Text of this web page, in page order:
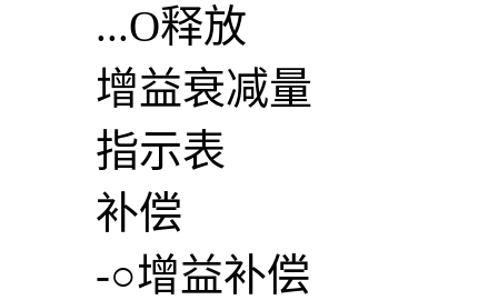
...O释放
增益衰减量
指示表
补偿
-○增益补偿